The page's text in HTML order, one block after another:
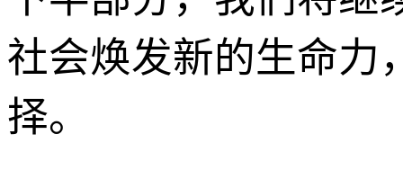
社会焕发新的生命力
择。